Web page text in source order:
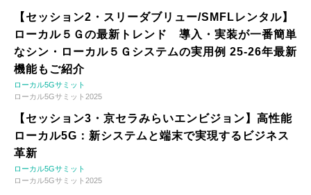
【セッション2・スリーダブリュー/SMFLレンタル】
ローカル５Ｇの最新トレンド 導入・実装が一番簡単
なシン・ローカル５Ｇシステムの実用例 25-26年最新
機能もご紹介
ローカル5Gサミット
ローカル5Gサミット2025
【セッション3・京セラみらいエンビジョン】高性能
ローカル5G：新システムと端末で実現するビジネス
革新
ローカル5Gサミット
ローカル5Gサミット2025